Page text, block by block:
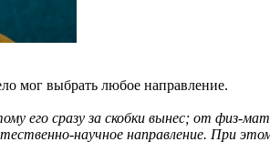
мог выбрать любое направление.
его сразу за скобки вынес; от физ-
научное направление. При